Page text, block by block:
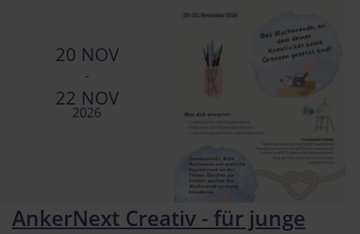
20 NOV
-
22 NOV
2026
AnkerNext Creativ - für junge